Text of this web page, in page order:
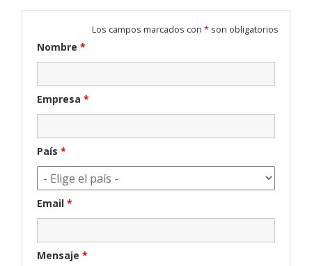
Los campos marcados con * son obligatorios
Nombre *
Empresa *
País *
Email *
Mensaje *